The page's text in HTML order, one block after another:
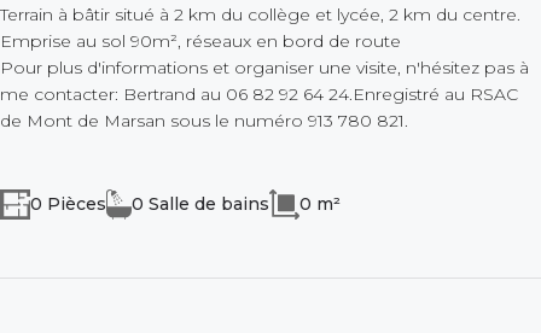
Terrain à bâtir situé à 2 km du collège et lycée, 2 km du centre.
Emprise au sol 90m², réseaux en bord de route
Pour plus d'informations et organiser une visite, n'hésitez pas à
me contacter: Bertrand au 06 82 92 64 24.Enregistré au RSAC
de Mont de Marsan sous le numéro 913 780 821.
0 Pièces 0 Salle de bains 0 m²